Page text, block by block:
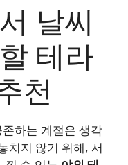
날씨
테라
천
하는 계절은 생각
치지 않기 위해, 서